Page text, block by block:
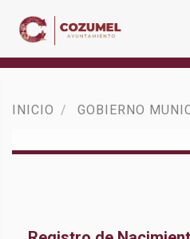
INICIO GOBIERNO